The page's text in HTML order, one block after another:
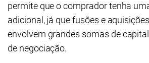
permite que o comprador tenha
adicional, já que fusões e
envolvem grandes somas de
de negociação.